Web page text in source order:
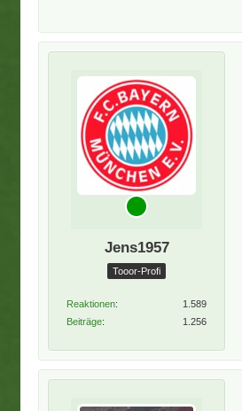
Jens1957
Tooor-Profi
Reaktionen
1.589
Beiträge
1.256